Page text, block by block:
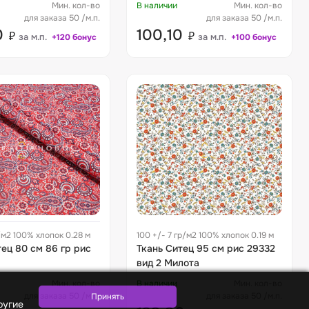
Мин. кол-во
для заказа 50 /м.п.
₽ за м.п. +120 бонус
В наличии
Мин. кол-во
для заказа 50 /м.п.
100,10 ₽ за м.п. +100 бонус
100% хлопок 0.28 м
80 см 86 гр рис
Мин. кол-во
для заказа 50 /м.п.
100 +/- 7 гр/м2 100% хлопок 0.19 м
Ткань Ситец 95 см рис 29332
вид 2 Милота
В наличии